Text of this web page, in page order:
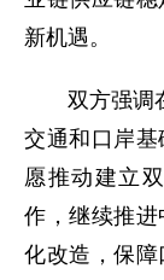
新机遇。
双方强调
交通和口岸
愿推动建立
作，继续推
化改造，保